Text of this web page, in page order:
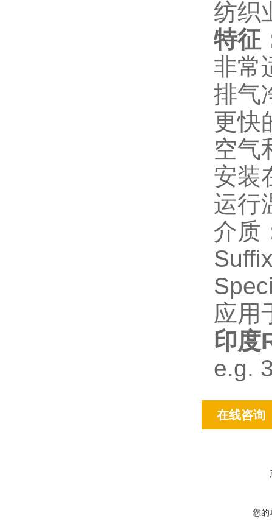
纺织
特征
非常
排气
更快
空气
安装
运行
介质
应用
印度
e.g.
在线咨询
您的